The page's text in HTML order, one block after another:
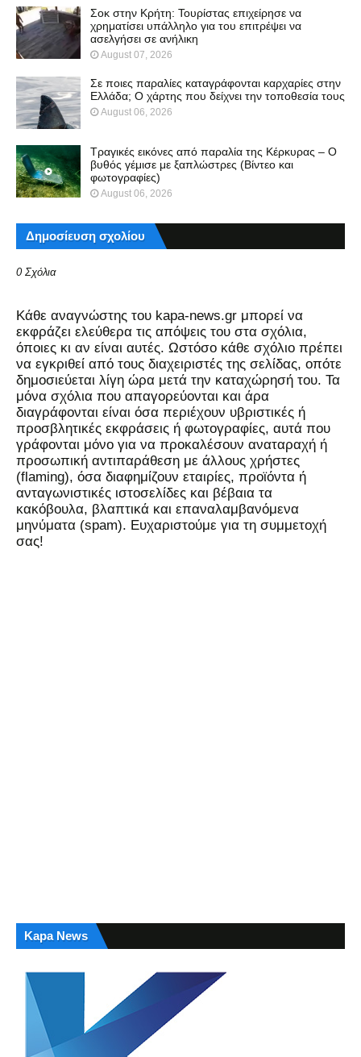
Σοκ στην Κρήτη: Τουρίστας επιχείρησε να
χρηματίσει υπάλληλο για του επιτρέψει να
ασελγήσει σε ανήλικη
August 07, 2026
Σε ποιες παραλίες καταγράφονται καρχαρίες στην
Ελλάδα; Ο χάρτης που δείχνει την τοποθεσία τους
August 06, 2026
Τραγικές εικόνες από παραλία της Κέρκυρας – Ο
βυθός γέμισε με ξαπλώστρες (Βίντεο και
φωτογραφίες)
August 06, 2026
Δημοσίευση σχολίου
0 Σχόλια
Kάθε αναγνώστης του kapa-news.gr μπορεί να
εκφράζει ελεύθερα τις απόψεις του στα σχόλια,
όποιες κι αν είναι αυτές. Ωστόσο κάθε σχόλιο πρέπει
να εγκριθεί από τους διαχειριστές της σελίδας, οπότε
δημοσιεύεται λίγη ώρα μετά την καταχώρησή του. Τα
μόνα σχόλια που απαγορεύονται και άρα
διαγράφονται είναι όσα περιέχουν υβριστικές ή
προσβλητικές εκφράσεις ή φωτογραφίες, αυτά που
γράφονται μόνο για να προκαλέσουν αναταραχή ή
προσωπική αντιπαράθεση με άλλους χρήστες
(flaming), όσα διαφημίζουν εταιρίες, προϊόντα ή
ανταγωνιστικές ιστοσελίδες και βέβαια τα
κακόβουλα, βλαπτικά και επαναλαμβανόμενα
μηνύματα (spam). Ευχαριστούμε για τη συμμετοχή
σας!
Kapa News